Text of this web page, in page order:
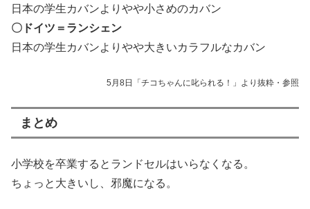
日本の学生カバンよりやや小さめのカバン
〇ドイツ＝ランシェン
日本の学生カバンよりやや大きいカラフルなカバン
5月8日「チコちゃんに叱られる！」より抜粋・参照
まとめ
小学校を卒業するとランドセルはいらなくなる。
ちょっと大きいし、邪魔になる。